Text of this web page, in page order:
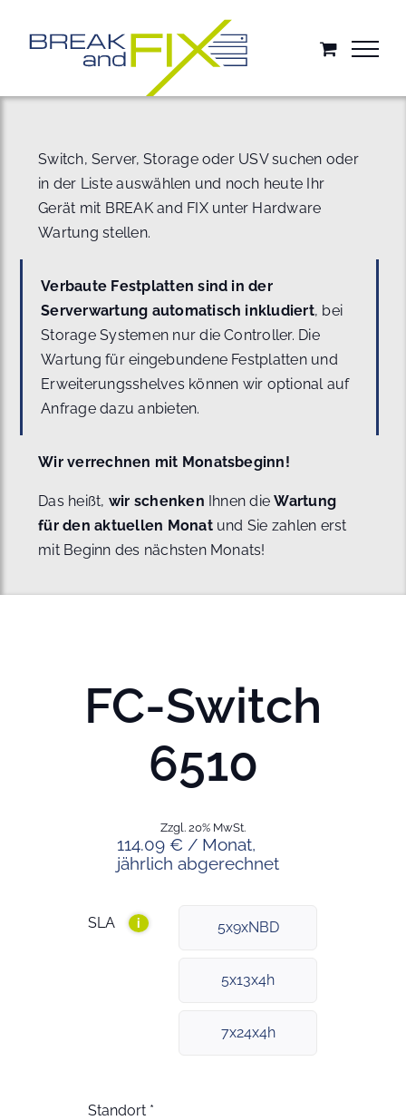
springen
Switch, Server, Storage oder USV suchen oder
in der Liste auswählen und noch heute Ihr
Gerät mit BREAK and FIX unter Hardware
Wartung stellen.
Verbaute Festplatten sind in der
Serverwartung automatisch inkludiert, bei
Storage Systemen nur die Controller. Die
Wartung für eingebundene Festplatten und
Erweiterungsshelves können wir optional auf
Anfrage dazu anbieten.
Wir verrechnen mit Monatsbeginn!
Das heißt, wir schenken Ihnen dieWartung
für den aktuellen Monat und Sie zahlen erst
mit Beginn des nächsten Monats!
FC-Switch
6510
114.09 € / Monat,
jährlich abgerechnet
Zzgl. 20% MwSt.
SLA i 5x9xNBD
5x13x4h
7x24x4h
Standort *